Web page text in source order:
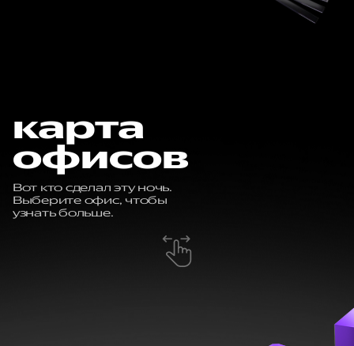
карта
офисов
Вот кто сделал эту ночь.
Выберите офис, чтобы
узнать больше.